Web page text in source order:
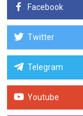
Facebook
Twitter
Telegram
Youtube